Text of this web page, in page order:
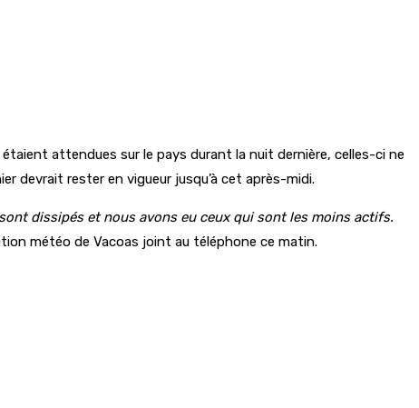
attendues sur le pays durant la nuit dernière, celles-ci ne
devrait rester en vigueur jusqu’à cet après-midi.
dissipés et nous avons eu ceux qui sont les moins actifs.
météo de Vacoas joint au téléphone ce matin.